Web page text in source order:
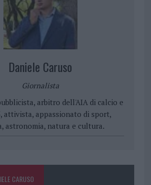
Daniele Caruso
Giornalista
arbitro dell'AIA di calcio e
attivista, appassionato di sport,
astronomia, natura e cultura.
CARUSO